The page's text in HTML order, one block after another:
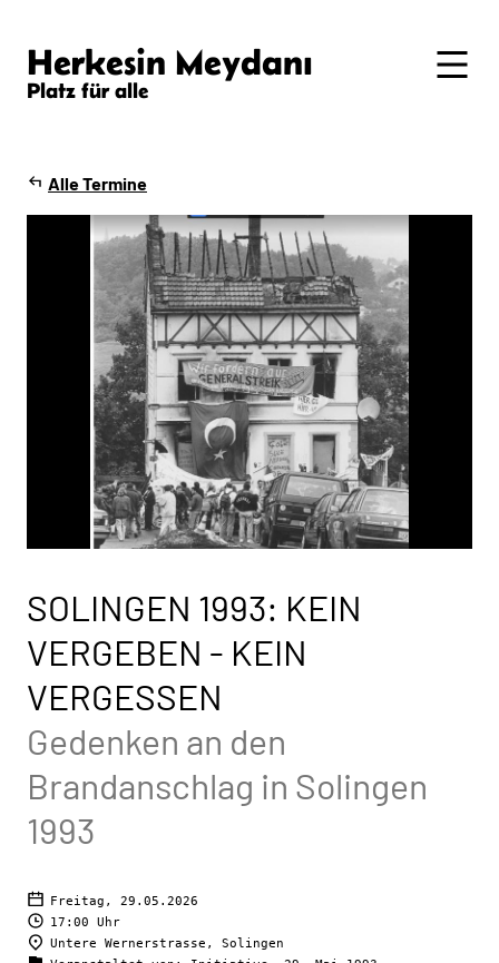
Herkesin Meydanı
Platz für alle
Alle Termine
SOLINGEN 1993: KEIN
VERGEBEN - KEIN
VERGESSEN
Gedenken an den
Brandanschlag in Solingen
1993
Freitag, 29.05.2026
17:00 Uhr
Untere Wernerstrasse, Solingen